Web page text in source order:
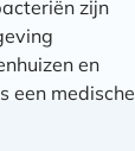
zijn
en
een medische